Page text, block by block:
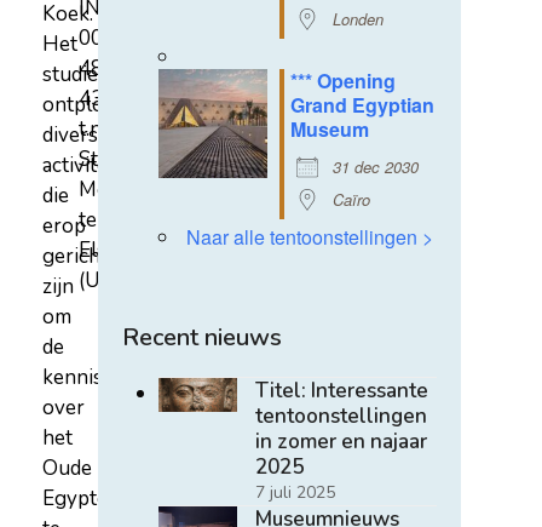
Londen
*** Opening
Grand Egyptian
Museum
31 dec 2030
Caïro
Naar alle tentoonstellingen >
Recent nieuws
Titel: Interessante
tentoonstellingen
in zomer en najaar
2025
7 juli 2025
Museumnieuws
Koek.
Het
studiecentrum
ontplooit
diverse
activiteiten
die
erop
gericht
zijn
om
de
kennis
over
het
Oude
Egypte
INGB
0007
4852
43
t.n.v.
Stichting
Mehen
te
Elst
(U)